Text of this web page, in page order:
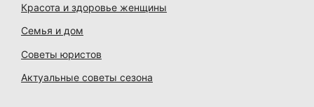
Красота и здоровье женщины
Семья и дом
Советы юристов
Актуальные советы сезона